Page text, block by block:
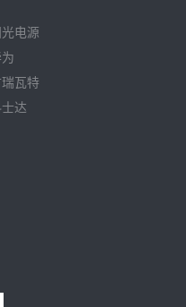
储能项目需求持续旺盛。
光电源
瑞瓦特
达